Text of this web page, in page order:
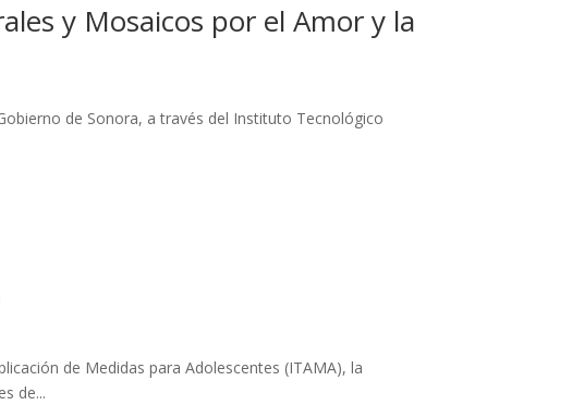
y Mosaicos por el Amor y la
de Sonora, a través del Instituto Tecnológico
de Medidas para Adolescentes (ITAMA), la
de...